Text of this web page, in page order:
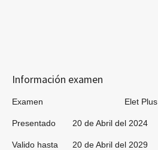
Información examen
Examen Elet Plus
Presentado 20 de Abril del 2024
Valido hasta 20 de Abril del 2029